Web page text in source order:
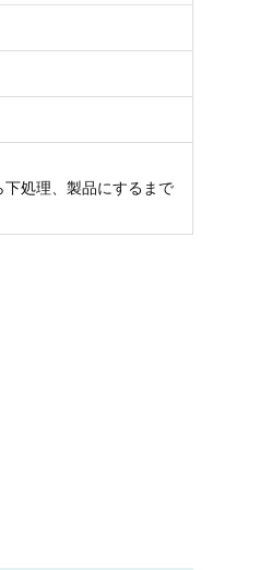
処理、製品にするまで